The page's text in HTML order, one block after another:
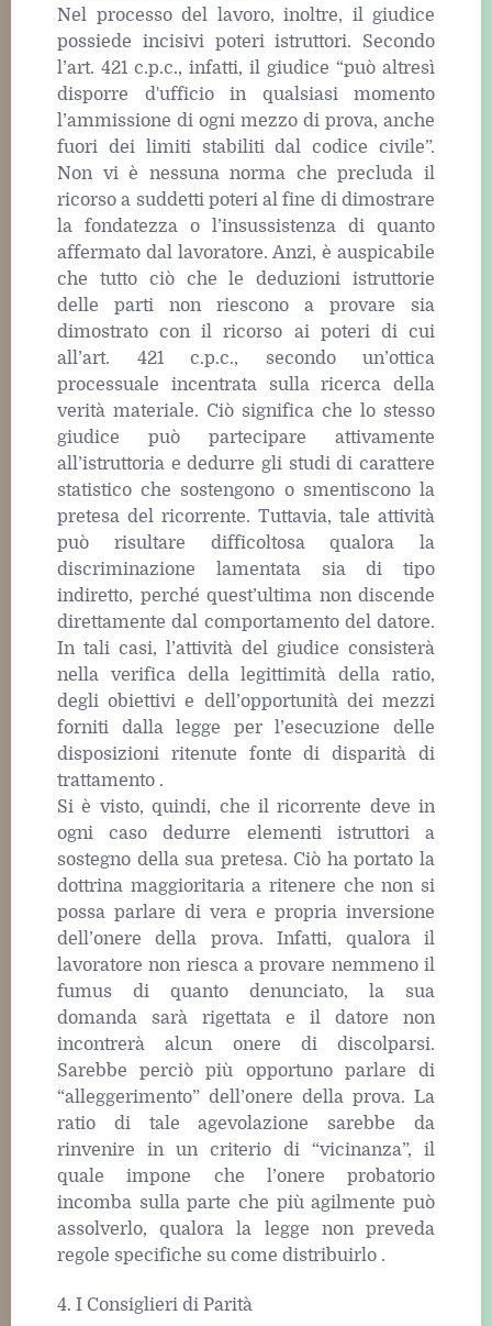
Nel processo del lavoro, inoltre, il giudice
possiede incisivi poteri istruttori. Secondo
l’art. 421 c.p.c., infatti, il giudice “può altresì
disporre d'ufficio in qualsiasi momento
l’ammissione di ogni mezzo di prova, anche
fuori dei limiti stabiliti dal codice civile”.
Non vi è nessuna norma che precluda il
ricorso a suddetti poteri al fine di dimostrare
la fondatezza o l’insussistenza di quanto
affermato dal lavoratore. Anzi, è auspicabile
che tutto ciò che le deduzioni istruttorie
delle parti non riescono a provare sia
dimostrato con il ricorso ai poteri di cui
all’art. 421 c.p.c., secondo un’ottica
processuale incentrata sulla ricerca della
verità materiale. Ciò significa che lo stesso
giudice può partecipare attivamente
all’istruttoria e dedurre gli studi di carattere
statistico che sostengono o smentiscono la
pretesa del ricorrente. Tuttavia, tale attività
può risultare difficoltosa qualora la
discriminazione lamentata sia di tipo
indiretto, perché quest’ultima non discende
direttamente dal comportamento del datore.
In tali casi, l’attività del giudice consisterà
nella verifica della legittimità della ratio,
degli obiettivi e dell’opportunità dei mezzi
forniti dalla legge per l’esecuzione delle
disposizioni ritenute fonte di disparità di
trattamento .
Si è visto, quindi, che il ricorrente deve in
ogni caso dedurre elementi istruttori a
sostegno della sua pretesa. Ciò ha portato la
dottrina maggioritaria a ritenere che non si
possa parlare di vera e propria inversione
dell’onere della prova. Infatti, qualora il
lavoratore non riesca a provare nemmeno il
fumus di quanto denunciato, la sua
domanda sarà rigettata e il datore non
incontrerà alcun onere di discolparsi.
Sarebbe perciò più opportuno parlare di
“alleggerimento” dell’onere della prova. La
ratio di tale agevolazione sarebbe da
rinvenire in un criterio di “vicinanza”, il
quale impone che l’onere probatorio
incomba sulla parte che più agilmente può
assolverlo, qualora la legge non preveda
regole specifiche su come distribuirlo .
4. I Consiglieri di Parità